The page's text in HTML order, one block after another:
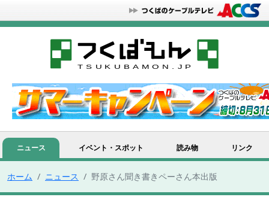
ニュース イベント・スポット 読み物 リンク
ホーム ニュース 野原さん聞き書きペーさん本出版